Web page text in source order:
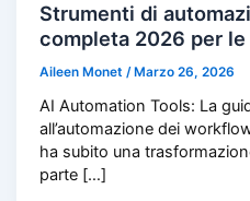
Strumenti di
completa 2026 per
Aileen Monet/ Marzo 26, 2026
AI Automation Tools: La
all’automazione dei
ha subito una
parte […]